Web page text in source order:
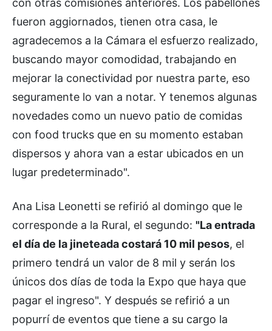
fueron aggiornados, tienen otra casa, le
agradecemos a la Cámara el esfuerzo realizado,
buscando mayor comodidad, trabajando en
mejorar la conectividad por nuestra parte, eso
seguramente lo van a notar. Y tenemos algunas
novedades como un nuevo patio de comidas
con food trucks que en su momento estaban
dispersos y ahora van a estar ubicados en un
lugar predeterminado".
Ana Lisa Leonetti se refirió al domingo que le
corresponde a la Rural, el segundo: "La entrada
el día de la jineteada costará 10 mil pesos, el
primero tendrá un valor de 8 mil y serán los
únicos dos días de toda la Expo que haya que
pagar el ingreso". Y después se refirió a un
popurrí de eventos que tiene a su cargo la